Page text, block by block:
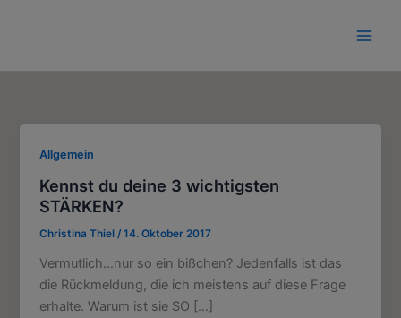
Allgemein
Kennst du deine 3 wichtigsten
STÄRKEN?
Christina Thiel/14. Oktober 2017
Vermutlich…nur so ein bißchen? Jedenfalls ist das
die Rückmeldung, die ich meistens auf diese Frage
erhalte. Warum ist sie SO […]